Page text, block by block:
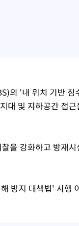
의 '내 위치 기반 침
대 및 지하공간 접
을 강화하고 방재
방지 대책법' 시행